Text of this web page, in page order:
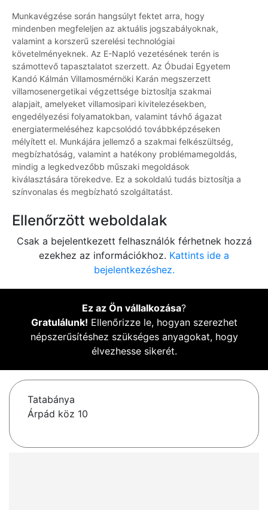
Munkavégzése során hangsúlyt fektet arra, hogy
mindenben megfeleljen az aktuális jogszabályoknak,
valamint a korszerű szerelési technológiai
követelményeknek. Az E-Napló vezetésének terén is
számottevő tapasztalatot szerzett. Az Óbudai Egyetem
Kandó Kálmán Villamosmérnöki Karán megszerzett
villamosenergetikai végzettsége biztosítja szakmai
alapjait, amelyeket villamosipari kivitelezésekben,
engedélyezési folyamatokban, valamint távhő ágazat
energiatermeléséhez kapcsolódó továbbképzéseken
mélyített el. Munkájára jellemző a szakmai felkészültség,
megbízhatóság, valamint a hatékony problémamegoldás,
mindig a legkedvezőbb műszaki megoldások
kiválasztására törekedve. Ez a sokoldalú tudás biztosítja a
színvonalas és megbízható szolgáltatást.
Ellenőrzött weboldalak
Csak a bejelentkezett felhasználók férhetnek hozzá
ezekhez az információkhoz. Kattints ide a
bejelentkezéshez.
Ez az Ön vállalkozása?
Gratulálunk! Ellenőrizze le, hogyan szerezhet
népszerűsítéshez szükséges anyagokat, hogy
élvezhesse sikerét.
Tatabánya
Árpád köz 10